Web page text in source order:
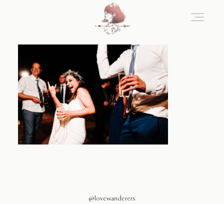
@lovewanderers
Home
Blog
Sobre Nosotros